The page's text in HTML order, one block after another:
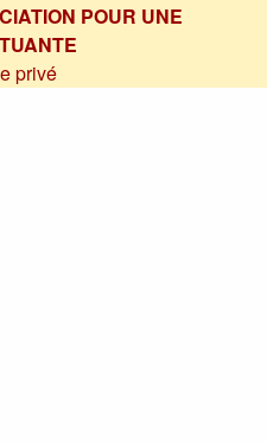
POUR UNE
privé